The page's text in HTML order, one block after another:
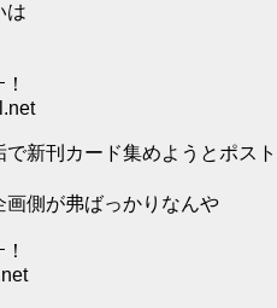
は
新刊カード集めようとポスト
側が弗ばっかりなんや